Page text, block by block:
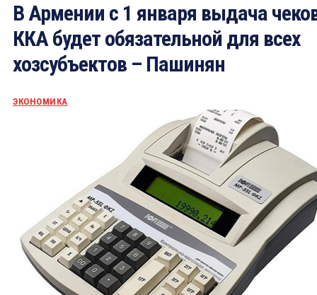
В Армении с 1 января выдача
ККА будет обязательной для всех
хозсубъектов – Пашинян
ЭКОНОМИКА